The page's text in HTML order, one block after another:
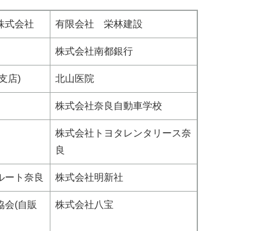
式会社 有限会社 栄林建設
株式会社南都銀行
店) 北山医院
株式会社奈良自動車学校
株式会社トヨタレンタリース奈
良
ート奈良 株式会社明新社
会(自販
株式会社八宝